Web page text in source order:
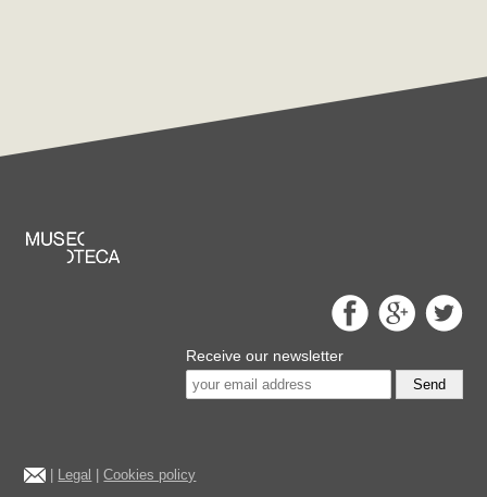
Receive our newsletter
Send
Legal |Cookies policy